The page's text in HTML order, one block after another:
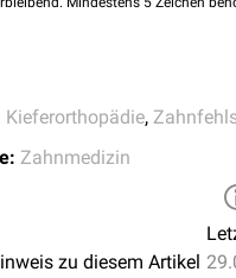
Kieferorthopädie,
Zahnmedizin
zu diesem Artikel